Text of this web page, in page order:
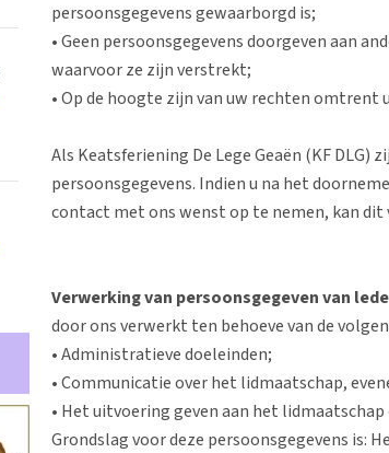
persoonsgegevens gewaarborgd is;
• Geen persoonsgegevens doorgeven aan
waarvoor ze zijn verstrekt;
• Op de hoogte zijn van uw rechten omtrent
Als Keatsferiening De Lege Geaën (KF
persoonsgegevens. Indien u na het
contact met ons wenst op te nemen, kan dit
Verwerking van persoonsgegeven van
door ons verwerkt ten behoeve van de
• Administratieve doeleinden;
• Communicatie over het lidmaatschap,
• Het uitvoering geven aan het
Grondslag voor deze persoonsgegevens is: